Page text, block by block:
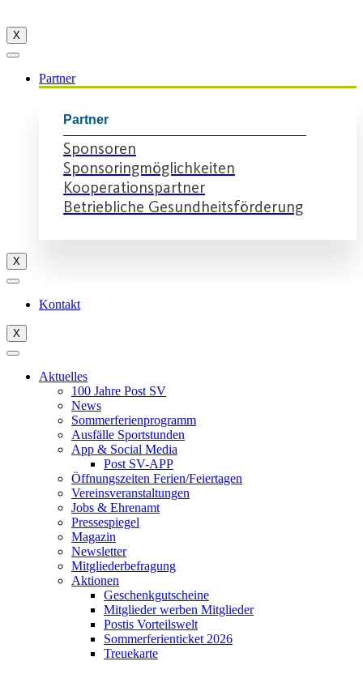
X
Partner
Partner
Sponsoren
Sponsoringmöglichkeiten
Kooperationspartner
Betriebliche Gesundheitsförderung
X
Kontakt
X
Aktuelles
100 Jahre Post SV
News
Sommerferienprogramm
Ausfälle Sportstunden
App & Social Media
Post SV-APP
Öffnungszeiten Ferien/Feiertagen
Vereinsveranstaltungen
Jobs & Ehrenamt
Pressespiegel
Magazin
Newsletter
Mitgliederbefragung
Aktionen
Geschenkgutscheine
Mitglieder werben Mitglieder
Postis Vorteilswelt
Sommerferienticket 2026
Treuekarte